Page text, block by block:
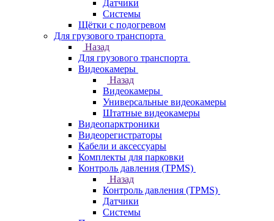
Датчики
Системы
Щётки с подогревом
Для грузового транспорта
Назад
Для грузового транспорта
Видеокамеры
Назад
Видеокамеры
Универсальные видеокамеры
Штатные видеокамеры
Видеопарктроники
Видеорегистраторы
Кабели и аксессуары
Комплекты для парковки
Контроль давления (TPMS)
Назад
Контроль давления (TPMS)
Датчики
Системы